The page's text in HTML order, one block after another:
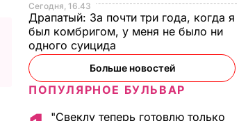
Сегодня, 16.43
Драпатый: За почти три года, когда я
был комбригом, у меня не было ни
одного суицида
Больше новостей
ПОПУЛЯРНОЕ БУЛЬВАР
"Свеклу теперь готовлю только